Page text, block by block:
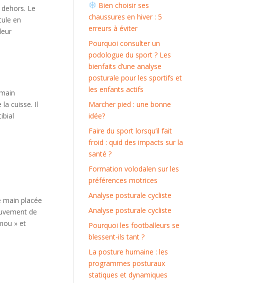
Le
en
cuisse. Il
main placée
de
» et
Bien choisir ses
chaussures en hiver : 5
erreurs à éviter
Pourquoi consulter un
podologue du sport ? Les
bienfaits d’une analyse
posturale pour les sportifs et
les enfants actifs
Marcher pied : une bonne
idée?
Faire du sport lorsqu’il fait
froid : quid des impacts sur la
santé ?
Formation volodalen sur les
préférences motrices
Analyse posturale cycliste
Analyse posturale cycliste
Pourquoi les footballeurs se
blessent-ils tant ?
La posture humaine : les
programmes posturaux
statiques et dynamiques